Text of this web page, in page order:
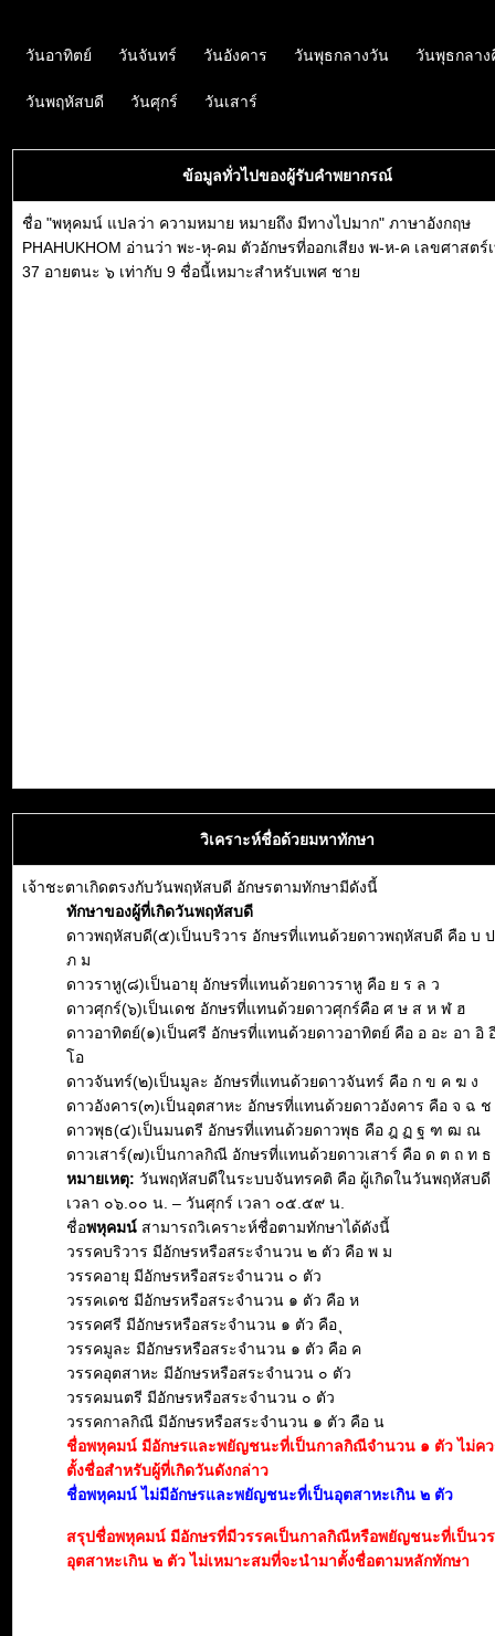
วันอาทิตย์ วันจันทร์ วันอังคาร วันพุธกลางวัน วันพุธกลา
วันพฤหัสบดี วันศุกร์ วันเสาร์
ข้อมูลทั่วไปของผู้รับคำพยากรณ์
ชื่อ "พหุคมน์ แปลว่า ความหมาย หมายถึง มีทางไปมาก" ภาษาอังกฤษ
PHAHUKHOM อ่านว่า พะ-หุ-คม ตัวอักษรที่ออกเสียง พ-ห-ค เลขศาสตร์
37 อายตนะ ๖ เท่ากับ 9 ชื่อนี้เหมาะสำหรับเพศ ชาย
วิเคราะห์ชื่อด้วยมหาทักษา
เจ้าชะตาเกิดตรงกับวันพฤหัสบดี อักษรตามทักษามีดังนี้
ทักษาของผู้ที่เกิดวันพฤหัสบดี
ดาวพฤหัสบดี(๕)เป็นบริวาร อักษรที่แทนด้วยดาวพฤหัสบดี คือ บ
ภ ม
ดาวราหู(๘)เป็นอายุ อักษรที่แทนด้วยดาวราหู คือ ย ร ล ว
ดาวศุกร์(๖)เป็นเดช อักษรที่แทนด้วยดาวศุกร์คือ ศ ษ ส ห ฬ ฮ
ดาวอาทิตย์(๑)เป็นศรี อักษรที่แทนด้วยดาวอาทิตย์ คือ อ อะ อา อิ
โอ
ดาวจันทร์(๒)เป็นมูละ อักษรที่แทนด้วยดาวจันทร์ คือ ก ข ค ฆ ง
ดาวอังคาร(๓)เป็นอุตสาหะ อักษรที่แทนด้วยดาวอังคาร คือ จ ฉ
ดาวพุธ(๔)เป็นมนตรี อักษรที่แทนด้วยดาวพุธ คือ ฎ ฏ ฐ ฑ ฒ ณ
ดาวเสาร์(๗)เป็นกาลกิณี อักษรที่แทนด้วยดาวเสาร์ คือ ด ต ถ ท
หมายเหตุ: วันพฤหัสบดีในระบบจันทรคติ คือ ผู้เกิดในวันพฤหัสบดี
เวลา ๐๖.๐๐ น. – วันศุกร์ เวลา ๐๕.๕๙ น.
ชื่อพหุคมน์ สามารถวิเคราะห์ชื่อตามทักษาได้ดังนี้
วรรคบริวาร มีอักษรหรือสระจำนวน ๒ ตัว คือ พ ม
วรรคอายุ มีอักษรหรือสระจำนวน ๐ ตัว
วรรคเดช มีอักษรหรือสระจำนวน ๑ ตัว คือ ห
วรรคศรี มีอักษรหรือสระจำนวน ๑ ตัว คือ ุ
วรรคมูละ มีอักษรหรือสระจำนวน ๑ ตัว คือ ค
วรรคอุตสาหะ มีอักษรหรือสระจำนวน ๐ ตัว
วรรคมนตรี มีอักษรหรือสระจำนวน ๐ ตัว
วรรคกาลกิณี มีอักษรหรือสระจำนวน ๑ ตัว คือ น
ชื่อพหุคมน์ มีอักษรและพยัญชนะที่เป็นกาลกิณีจำนวน ๑ ตัว ไม่ค
ตั้งชื่อสำหรับผู้ที่เกิดวันดังกล่าว
ชื่อพหุคมน์ ไม่มีอักษรและพยัญชนะที่เป็นอุตสาหะเกิน ๒ ตัว
สรุปชื่อพหุคมน์ มีอักษรที่มีวรรคเป็นกาลกิณีหรือพยัญชนะที่เป็นว
อุตสาหะเกิน ๒ ตัว ไม่เหมาะสมที่จะนำมาตั้งชื่อตามหลักทักษา